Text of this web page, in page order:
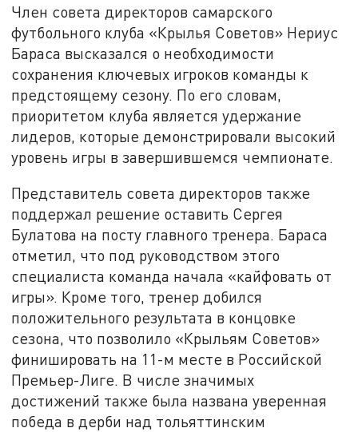
Член совета директоров самарского
футбольного клуба «Крылья Советов» Нериус
Бараса высказался о необходимости
сохранения ключевых игроков команды к
предстоящему сезону. По его словам,
приоритетом клуба является удержание
лидеров, которые демонстрировали высокий
уровень игры в завершившемся чемпионате.
Представитель совета директоров также
поддержал решение оставить Сергея
Булатова на посту главного тренера. Бараса
отметил, что под руководством этого
специалиста команда начала «кайфовать от
игры». Кроме того, тренер добился
положительного результата в концовке
сезона, что позволило «Крыльям Советов»
финишировать на 11-м месте в Российской
Премьер-Лиге. В числе значимых
достижений также была названа уверенная
победа в дерби над тольяттинским